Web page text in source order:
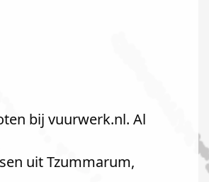
bij vuurwerk.nl. Al
uit Tzummarum,